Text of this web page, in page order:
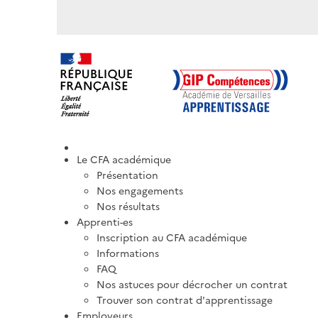
Le CFA académique
Présentation
Nos engagements
Nos résultats
Apprenti-es
Inscription au CFA académique
Informations
FAQ
Nos astuces pour décrocher un contrat
Trouver son contrat d'apprentissage
Employeurs